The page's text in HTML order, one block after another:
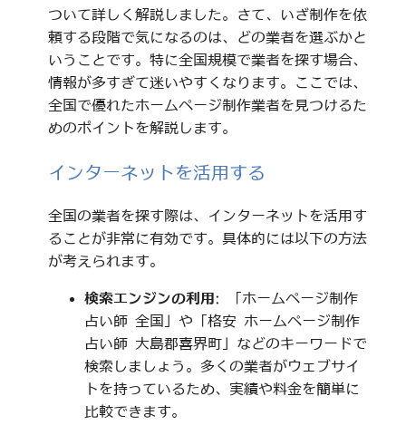
ついて詳しく解説しました。さて、いざ制作を依
頼する段階で気になるのは、どの業者を選ぶかと
いうことです。特に全国規模で業者を探す場合、
情報が多すぎて迷いやすくなります。ここでは、
全国で優れたホームページ制作業者を見つけるた
めのポイントを解説します。
インターネットを活用する
全国の業者を探す際は、インターネットを活用す
ることが非常に有効です。具体的には以下の方法
が考えられます。
検索エンジンの利用 : 「ホームページ制作
占い師 全国」や「格安 ホームページ制作
占い師 大島郡喜界町」などのキーワードで
検索しましょう。多くの業者がウェブサイ
トを持っているため、実績や料金を簡単に
比較できます。